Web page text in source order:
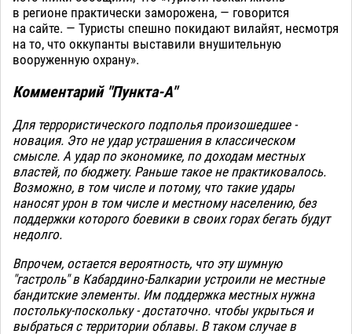
в регионе практически заморожена, — говорится
на сайте. — Туристы спешно покидают вилайят, несмотря
на то, что оккупанты выставили внушительную
вооруженную охрану».
Комментарий "Пункта-А"
Для террористического подполья произошедшее -
новация. Это не удар устрашения в классическом
смысле. А удар по экономике, по доходам местных
властей, по бюджету. Раньше такое не практиковалось.
Возможно, в том числе и потому, что такие удары
наносят урон в том числе и местному населению, без
поддержки которого боевики в своих горах бегать будут
недолго.
Впрочем, остается вероятность, что эту шумную
"гастроль" в Кабардино-Балкарии устроили не местные
бандитские элементы. Им поддержка местных нужна
постольку-поскольку - достаточно. чтобы укрыться и
выбраться с территории облавы. В таком случае в